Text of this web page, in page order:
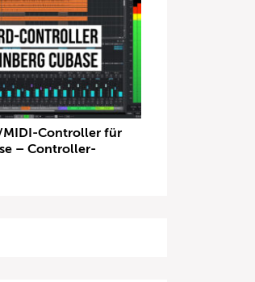
MIDI-Controller für
– Controller-